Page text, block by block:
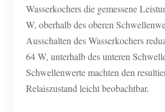
Wasserkochers die gemessene
W, oberhalb des oberen
Ausschalten des Wasserkochers
64 W, unterhalb des unteren
Schwellenwerte machten den
Relaiszustand leicht beobachtbar.